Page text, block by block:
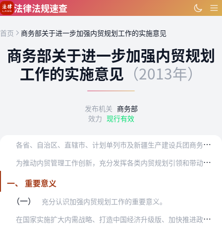
跳到主要内容
法律法规速查
首页 商务部关于进一步加强内贸规划工作的实施意见
商务部关于进一步加强内贸规划
工作的实施意见 （2013年）
发布机关 商务部
效力 现行有效
各
省、自治区、直辖市、计划单列市及新疆生产建设兵团商务主管部门：
为
推动内贸管理工作创新，充分发挥各类内贸规划引领和带动作用，促进国内贸易又好又快发展，现就加强内贸规划工作，提出以下实施意见：
一、 重要意义
（一）
充分认识加强内贸规划工作的重要意义。
在
国家实施扩大内需战略、打造中国经济升级版、加快推进政府职能转变的新形势下，加强内贸规划工作，有利于促进内贸发展方式转变，推动国内贸易科学发展；有利于优化社会资…